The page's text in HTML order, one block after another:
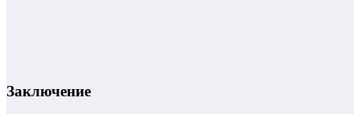
Заключение